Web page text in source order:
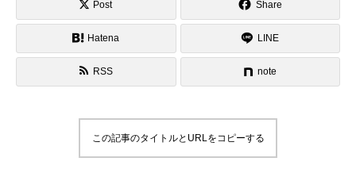
Post Share
Hatena LINE
RSS note
この記事のタイトルとURLをコピーする